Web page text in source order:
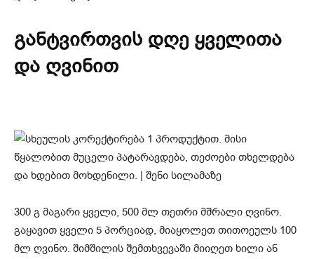
განტვირთვის დღე ყველითა
და ღვინით
300 გ მაგარი ყველი, 500 მლ თეთრი მშრალი ღვინო.
გაყავით ყველი 5 პორციად, მიაყოლეთ თითოეულს 100
მლ ღვინო. შიმშილის შემთხვევაში მიიღეთ ხილი ან